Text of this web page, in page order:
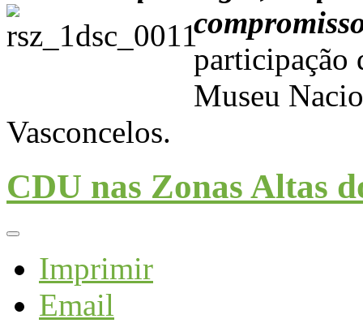
participação
Museu
Vasconcelos.
CDU nas Zonas Altas
Imprimir
Email